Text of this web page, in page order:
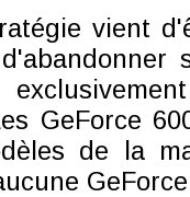
vient
GeForce
de la